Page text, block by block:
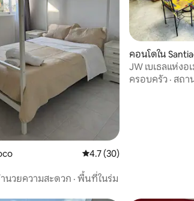
คะแนนเฉลี่ย 4.7 จาก 5, 30 รีวิ
4.7 (30)
นวยความสะดวก · พื้นที่ในร่ม
คอนโดใน
an
JW เบเธลแห่งอ
Texcoco
ครอบครัว · สถา